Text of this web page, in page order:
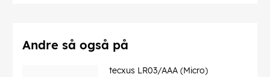
Driftstemperatur op til: 50 °C
Driftstemperatur fra: 0 °C
Andre så også på
tecxus LR03/AAA (Micro)